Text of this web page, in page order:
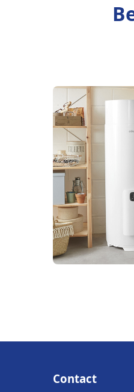
Contact